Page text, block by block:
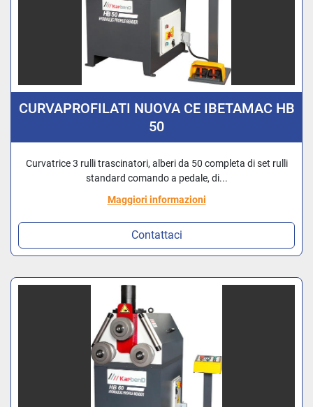
CURVAPROFILATI NUOVA CE IBETAMAC HB
50
Curvatrice 3 rulli trascinatori, alberi da 50 completa di set rulli
standard comando a pedale, di...
Maggiori informazioni
Contattaci